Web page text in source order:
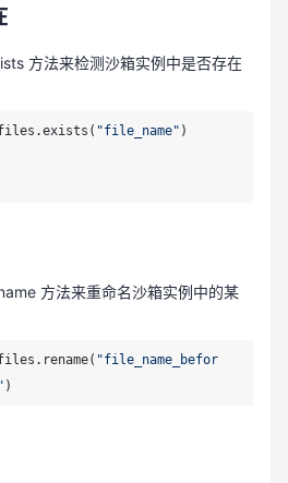
方法来检测沙箱实例中是否存在
"file_name"
方法来重命名沙箱实例中的某
"file_name_befor
)